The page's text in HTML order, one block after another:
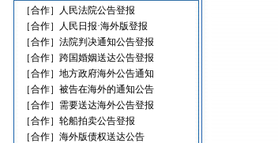
威性的综合性中文日报，主要面向海外
华人、华侨、港澳台同胞和在各国，发
行80多个国家和地区。
人民日报刊登010-61429368
遗失声明 环保公告
减资公告 挂失声明
股份转让 政府通文
判决公告 律师声明
通告广告 企业注销
［合作］
人民法院公告登报
［合作］
人民日报·海外版登报
［合作］ 法院判决通知公告登报
［合作］ 跨国婚姻送达公告登报
［合作］ 地方政府海外公告通知
［合作］ 被告在海外的通知公告
［合作］
需要送达海外公告登报
［合作］ 轮船拍卖公告登报
［合作］ 海外版债权送达公告